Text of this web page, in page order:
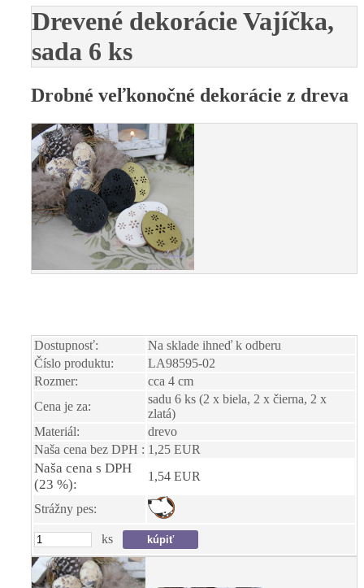
Drevené dekorácie Vajíčka,
sada 6 ks
Drobné veľkonočné dekorácie z dreva
Dostupnosť:
Na sklade ihneď k odberu
Číslo produktu:
LA98595-02
Rozmer:
cca 4 cm
Cena je za:
sadu 6 ks (2 x biela, 2 x čierna, 2 x
zlatá)
Materiál:
drevo
Naša cena bez DPH : 1,25 EUR
Naša cena s DPH
(23 %):
1,54 EUR
Strážny pes:
ks